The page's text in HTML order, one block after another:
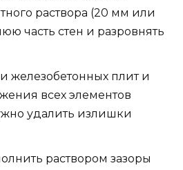
раствора (20 мм или
часть стен и разровнять
железобетонных плит и
всех элементов
удалить излишки
раствором зазоры